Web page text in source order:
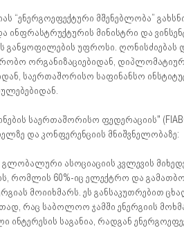
“ენერგოეფექტური მშენებლობა”
ინფრასტრუქტურის მინისტრი და
განყოფილების უფროსი. ღონისძიებას
ორგანიზაციებიდან,
საერთაშორისო საფინანსო
საერთაშორისო ფედერაციის"
და კონფერენციის მნიშვნელობაზე:
გლობალური ასოციაციის კვლევის
რომლის 60%-იც ელექტრო და
მოიიხმარს. ეს განსაკუთრებით
რაც საბოლოო ჯამში ენერგიის
ინტერესის საგანია, რადგან